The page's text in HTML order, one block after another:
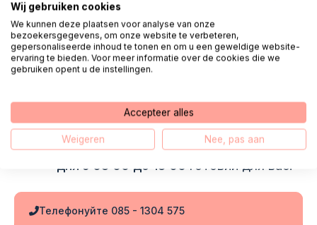
Привіт, мене звати Фред. Ми з
колегами стоїмокожного робочого
дня з 08:00 до 18:00 готовий для вас.
Телефонуйте 085 - 1304 575
Wij gebruiken cookies
We kunnen deze plaatsen voor analyse van onze
bezoekersgegevens, om onze website te verbeteren,
gepersonaliseerde inhoud te tonen en om u een geweldige website-
ervaring te bieden. Voor meer informatie over de cookies die we
gebruiken opent u de instellingen.
Accepteer alles
Weigeren Nee, pas aan